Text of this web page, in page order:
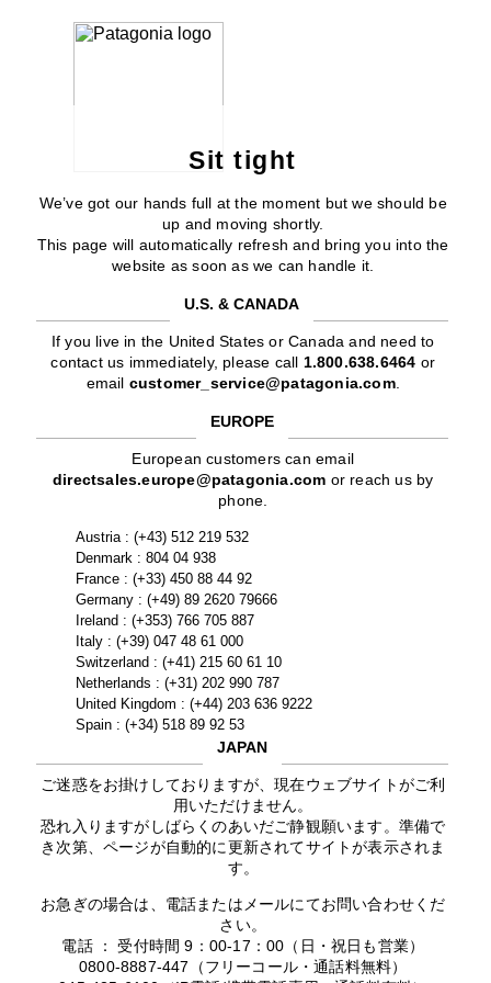
Sit tight
We’ve got our hands full at the moment but we should be
up and moving shortly.
This page will automatically refresh and bring you into the
website as soon as we can handle it.
U.S. & CANADA
If you live in the United States or Canada and need to
contact us immediately, please call 1.800.638.6464 or
email customer_service@patagonia.com.
EUROPE
European customers can email
directsales.europe@patagonia.com or reach us by
phone.
Austria : (+43) 512 219 532
Denmark : 804 04 938
France : (+33) 450 88 44 92
Germany : (+49) 89 2620 79666
Ireland : (+353) 766 705 887
Italy : (+39) 047 48 61 000
Switzerland : (+41) 215 60 61 10
Netherlands : (+31) 202 990 787
United Kingdom : (+44) 203 636 9222
Spain : (+34) 518 89 92 53
JAPAN
ご迷惑をお掛けしておりますが、現在ウェブサイトがご利
用いただけません。
恐れ入りますがしばらくのあいだご静観願います。準備で
き次第、ページが自動的に更新されてサイトが表示されま
す。
お急ぎの場合は、電話またはメールにてお問い合わせくだ
さい。
電話 ： 受付時間 9：00-17：00（日・祝日も営業）
0800-8887-447（フリーコール・通話料無料）